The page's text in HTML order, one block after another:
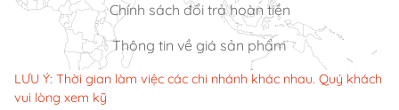
Chính sách đổi trả hoàn tiền
Thông tin về giá sản phẩm
LƯU Ý: Thời gian làm việc các chi nhánh khác nhau. Quý khách
vui lòng xem kỹ